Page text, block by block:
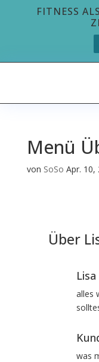
FITNESS
Menü
von SoSo Apr. 10,
Über
alles
was